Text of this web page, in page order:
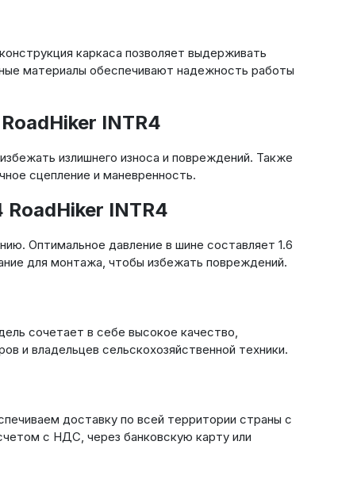
каркаса позволяет выдерживать
материалы обеспечивают надежность работы
INTR4
излишнего износа и повреждений. Также
сцепление и маневренность.
INTR4
Оптимальное давление в шине составляет 1.6
для монтажа, чтобы избежать повреждений.
сочетает в себе высокое качество,
и владельцев сельскохозяйственной техники.
доставку по всей территории страны с
с НДС, через банковскую карту или